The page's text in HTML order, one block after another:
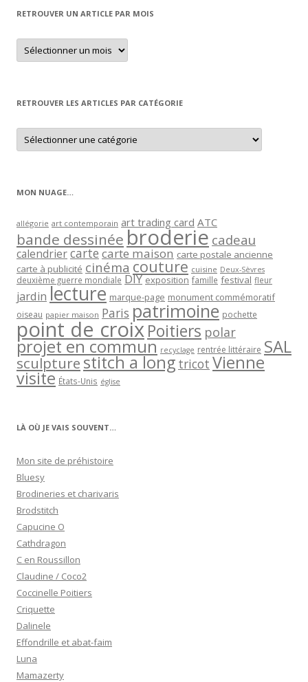
RETROUVER UN ARTICLE PAR MOIS
Retrouver
un
article
RETROUVER LES ARTICLES PAR CATÉGORIE
Retrouver
les
articles
MON NUAGE…
allégorie art contemporain art trading card ATC
bande dessinée broderie cadeau
calendriercartecarte maison carte postale ancienne
carte à publicité cinéma couture cuisine Deux-Sèvres
deuxième guerre mondiale DIY exposition famille festival fleur
jardin lecture marque-page monument commémoratif
oiseau papier maison Paris patrimoine pochette
point de croixPoitiers polar
projet en commun recyclage rentrée littéraire SAL
sculpturestitch a long tricot Vienne
visite États-Unis église
LÀ OÙ JE VAIS SOUVENT…
Mon site de préhistoire
Bluesy
Brodineries et charivaris
Brodstitch
Capucine O
Cathdragon
C en Roussillon
Claudine / Coco2
Coccinelle Poitiers
Criquette
Dalinele
Effondrille et abat-faim
Luna
Mamazerty